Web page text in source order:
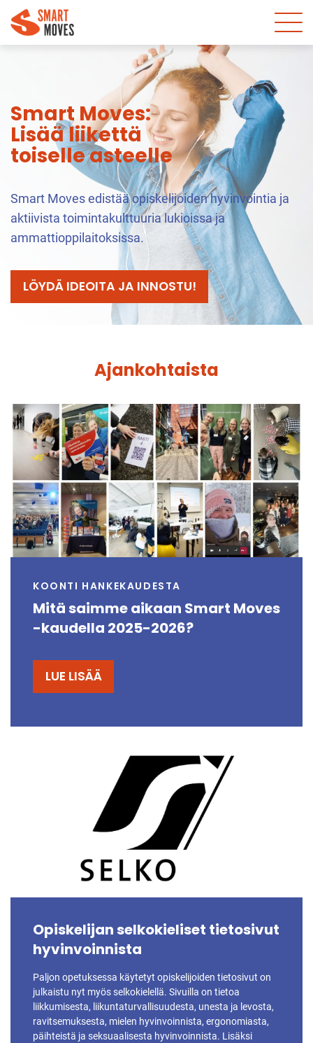
Smart Moves:
Lisää liikettä
toiselle asteelle
Smart Moves edistää opiskelijoiden hyvinvointia ja
aktiivista toimintakulttuuria lukioissa ja
ammattioppilaitoksissa.
LÖYDÄ IDEOITA JA INNOSTU!
Ajankohtaista
KOONTI HANKEKAUDESTA
Mitä saimme aikaan Smart Moves
-kaudella 2025-2026?
LUE LISÄÄ
Opiskelijan selkokieliset tietosivut
hyvinvoinnista
Paljon opetuksessa käytetyt opiskelijoiden tietosivut on
julkaistu nyt myös selkokielellä. Sivuilla on tietoa
liikkumisesta, liikuntaturvallisuudesta, unesta ja levosta,
ravitsemuksesta, mielen hyvinvoinnista, ergonomiasta,
päihteistä ja seksuaalisesta hyvinvoinnista. Lisäksi